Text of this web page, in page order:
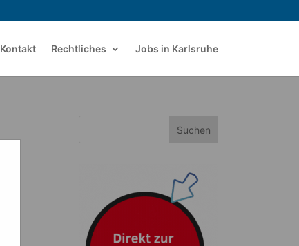
Kontakt Rechtliches Jobs in Karlsruhe
Suchen